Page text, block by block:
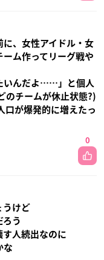
、女性アイドル・女
ム作ってリーグ戦や
いんだよ……」と個人
のチームが休止状態?)
口が爆発的に増えたっ
0
うけど
ろう
人続出なのに
な